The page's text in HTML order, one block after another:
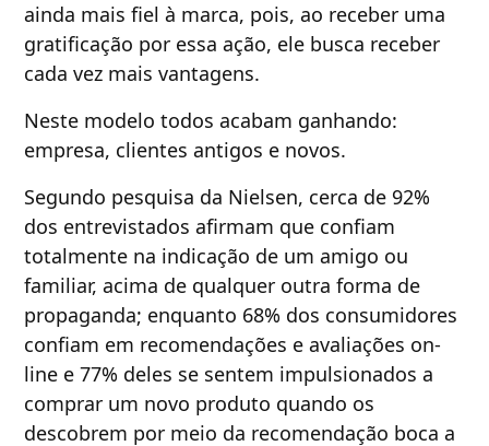
ainda mais fiel à marca, pois, ao receber uma
gratificação por essa ação, ele busca receber
cada vez mais vantagens.
Neste modelo todos acabam ganhando:
empresa, clientes antigos e novos.
Segundo pesquisa da Nielsen, cerca de 92%
dos entrevistados afirmam que confiam
totalmente na indicação de um amigo ou
familiar, acima de qualquer outra forma de
propaganda; enquanto 68% dos consumidores
confiam em recomendações e avaliações on-
line e 77% deles se sentem impulsionados a
comprar um novo produto quando os
descobrem por meio da recomendação boca a